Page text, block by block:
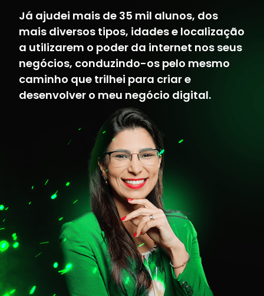
Já ajudei mais de 35 mil alunos, dos
mais diversos tipos, idades e localização
a utilizarem o poder da internet nos seus
negócios, conduzindo-os pelo mesmo
caminho que trilhei para criar e
desenvolver o meu negócio digital.